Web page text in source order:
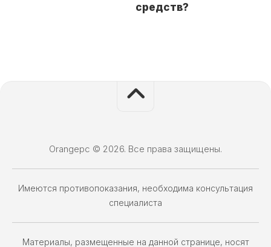
средств?
Orangepc © 2026. Все права защищены.
Имеются противопоказания, необходима консультация
специалиста
Материалы, размещенные на данной странице, носят